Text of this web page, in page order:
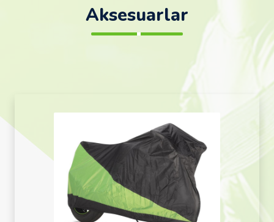
Aksesuarlar